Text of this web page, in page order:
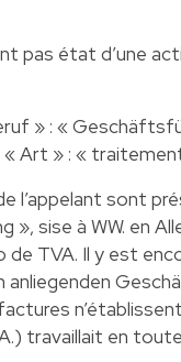
pas état d’une
» : «
Art » : «
l’appelant sont
sise à WW. en
de TVA. Il y est
anliegenden
travaillait en